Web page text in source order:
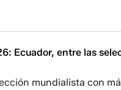
Ecuador, entre las
mundialista con